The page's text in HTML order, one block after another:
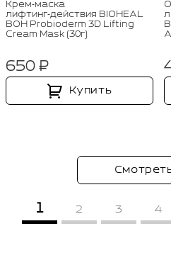
Крем‑маска
лифтинг‑действия BIOHEAL
BOH Probioderm 3D Lifting
Cream Mask (30г)
650 ₽
Купить
1 2 3 4